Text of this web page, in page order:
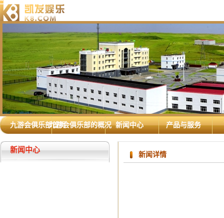
九游会俱乐部首页九游会俱乐部的概况 新闻中心 产品与服务
新闻中心
新闻详情